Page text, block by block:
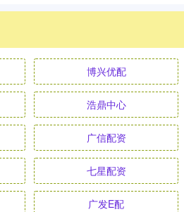
博兴优配
浩鼎中心
广信配资
七星配资
广发E配